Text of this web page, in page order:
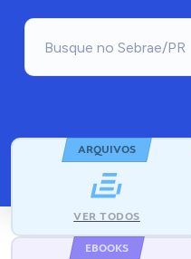
ARQUIVOS
VER TODOS
EBOOKS